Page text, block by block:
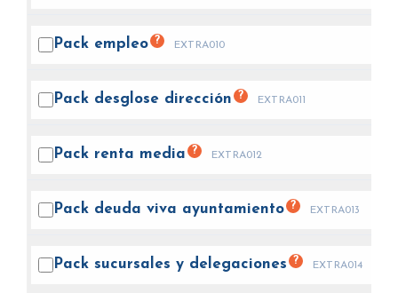
Pack empleo ? EXTRA010
Pack desglose dirección ? EXTRA011
Pack renta media ? EXTRA012
Pack deuda viva ayuntamiento ? EXTRA013
Pack sucursales y delegaciones ? EXTRA014